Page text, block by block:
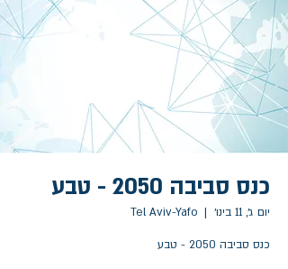
כנס סביבה 2050 - טבע
יום ג׳, 11 בינו׳
  |
Tel Aviv-Yafo
כנס סביבה 2050 - טבע